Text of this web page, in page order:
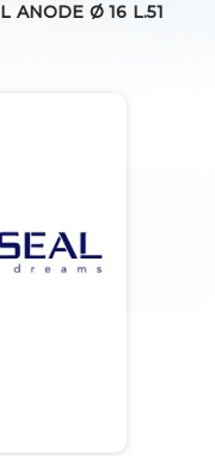
Ø 16 L.51 in zinco
ANODE Ø 16 L.51